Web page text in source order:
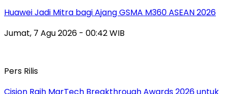
Huawei Jadi Mitra bagi Ajang GSMA M360 ASEAN 2026
Jumat, 7 Agu 2026 - 00:42 WIB
Pers Rilis
Cision Raih MarTech Breakthrough Awards 2026 untuk